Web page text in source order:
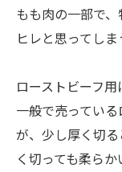
もも肉の一部で、
ヒレと思ってしま
ローストビーフ用
一般で売ってい
が、少し厚く切
く切っても柔らか